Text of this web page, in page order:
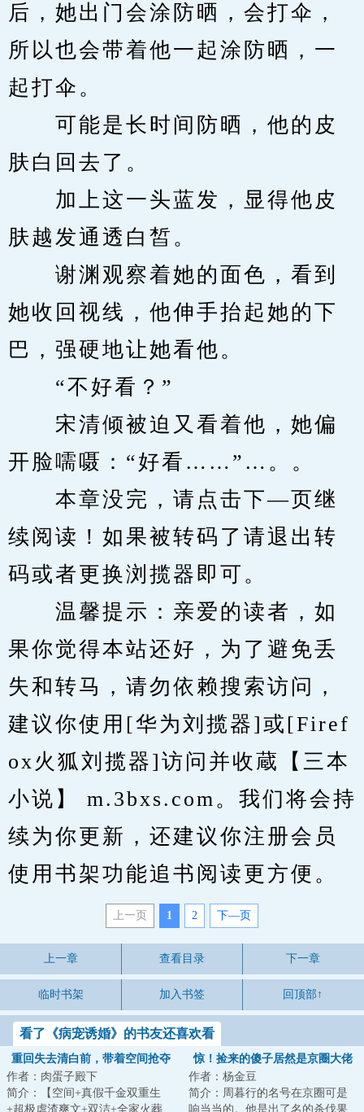
后，她出门会涂防晒，会打伞，
所以也会带着他一起涂防晒，一
起打伞。
可能是长时间防晒，他的皮
肤白回去了。
加上这一头蓝发，显得他皮
肤越发通透白皙。
谢渊观察着她的面色，看到
她收回视线，他伸手抬起她的下
巴，强硬地让她看他。
“不好看？”
宋清倾被迫又看着他，她偏
开脸嚅嗫：“好看……”…。。
本章没完，请点击下—页继
续阅读！如果被转码了请退出转
码或者更换浏揽器即可。
温馨提示：亲爱的读者，如
果你觉得本站还好，为了避免丢
失和转马，请勿依赖搜索访问，
建议你使用[华为刘揽器]或[Firef
ox火狐刘揽器]访问并收蔵【三本
小说】 m.3bxs.com。我们将会持
续为你更新，还建议你注册会员
使用书架功能追书阅读更方便。
上一页 1 2 下—页
上一章 查看目录 下一章
临时书架 加入书签 回顶部↑
看了《病宠诱婚》的书友还喜欢看
重回失去清白前，带着空间抢夺
江山
作者：肉蛋子殿下
简介：【空间+真假千金双重生
+超极虐渣爽文+双洁+全家火葬
惊！捡来的傻子居然是京圈大佬
作者：杨金豆
简介：周暮行的名号在京圈可是
响当当的。他是出了名的杀伐果